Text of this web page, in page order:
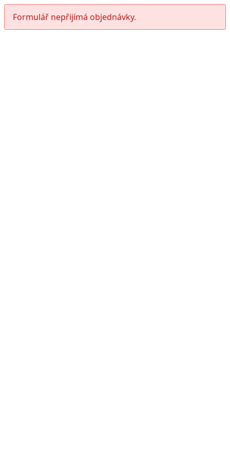
Formulář nepřijímá objednávky.